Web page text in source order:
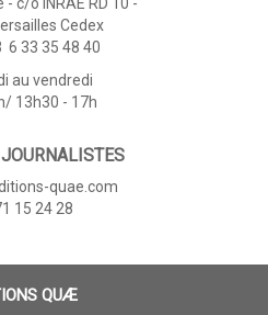
Cedex
6 33 35 48 40
au vendredi
13h30 - 17h
quae.com
15 24 28
QUÆ